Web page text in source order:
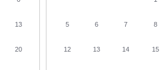
13
20
5 6 7 8
12 13 14 15